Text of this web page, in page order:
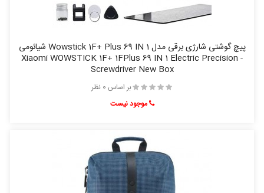
پیچ گوشتی شارژی برقی مدل Wowstick 1F+ Plus 69 IN 1 شیائومی
- Xiaomi WOWSTICK 1F+ 1FPlus 69 IN 1 Electric Precision
Screwdriver New Box
بر اساس 0 نظر
موجود نیست